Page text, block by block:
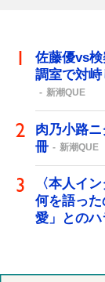
佐藤優vs
調室で対
新潮QUE
肉乃小路
冊
新潮QUE
〈本人イ
何を語っ
愛」との